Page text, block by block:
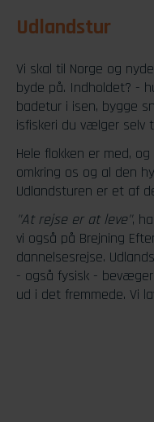
Udlandstur
Vi skal til Norge og
byde på. Indholdet? -
badetur i isen, bygge
isfiskeri du vælger selv
Hele flokken er med,
omkring os og al den
Udlandsturen er et af
"At rejse er at leve",
vi også på Brejning
dannelsesrejse.
- også fysisk -
ud i det fremmede. Vi